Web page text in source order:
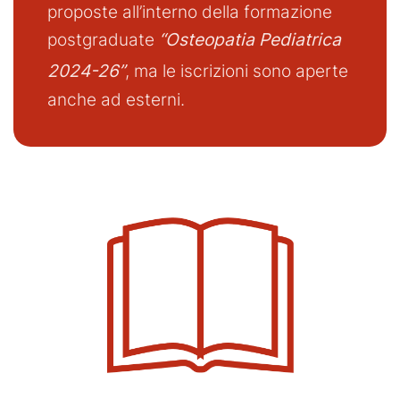
proposte all’interno della formazione
postgraduate “Osteopatia Pediatrica
2024-26”, ma le iscrizioni sono aperte
anche ad esterni.